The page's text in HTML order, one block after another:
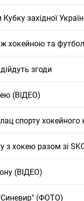
західної
хокейною та
згоди
(ВІДЕО)
спорту
з хокею разом зі
(ВІДЕО)
(ФОТО)